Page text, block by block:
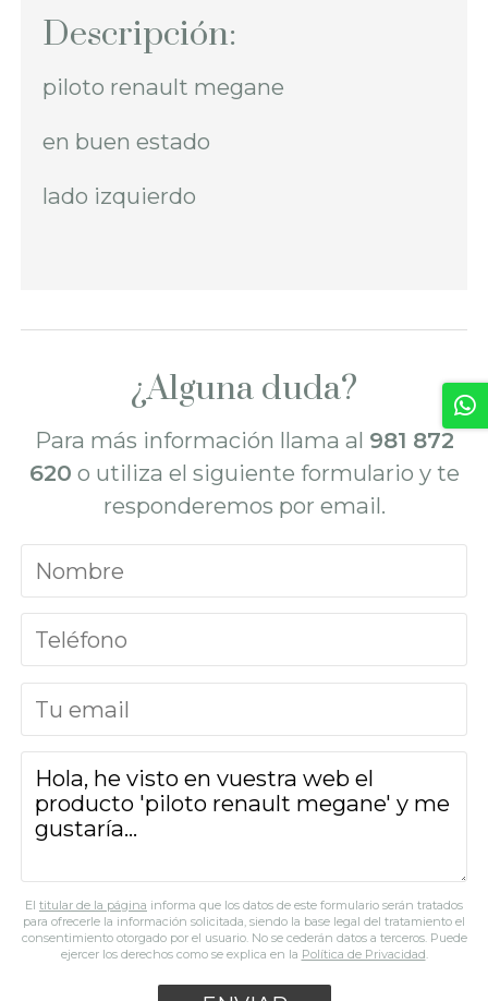
Descripción:
piloto renault megane
en buen estado
lado izquierdo
¿Alguna duda?
Para más información llama al 981 872
620 o utiliza el siguiente formulario y te
responderemos por email.
El titular de la página informa que los datos de este formulario serán tratados
para ofrecerle la información solicitada, siendo la base legal del tratamiento el
consentimiento otorgado por el usuario. No se cederán datos a terceros. Puede
ejercer los derechos como se explica en la Política de Privacidad.